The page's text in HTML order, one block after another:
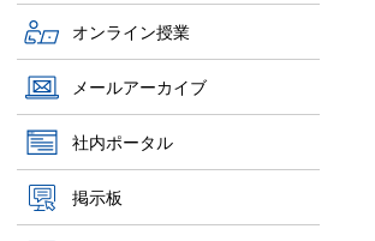
オンライン授業
メールアーカイブ
社内ポータル
掲示板